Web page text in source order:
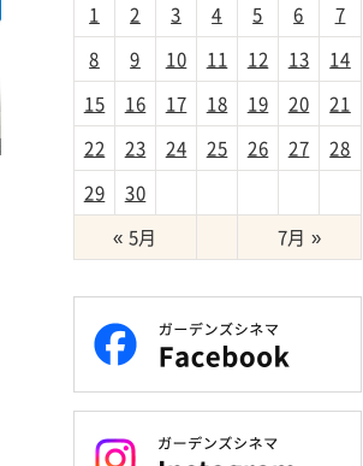
1
2 3 4 5 6
7
8
9 10 11 12 13
14
15
16 17 18 19 20
21
22
23 24 25 26 27
28
29
30
« 5月
7月 »